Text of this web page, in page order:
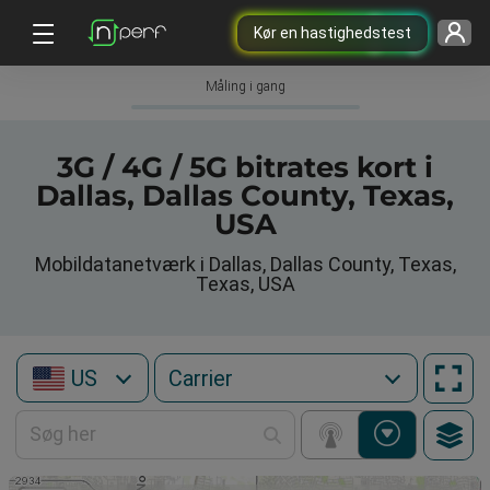
Kør en hastighedstest
Måling i gang
3G / 4G / 5G bitrates kort i
Dallas, Dallas County, Texas,
USA
Mobildatanetværk i Dallas, Dallas County, Texas,
Texas, USA
US